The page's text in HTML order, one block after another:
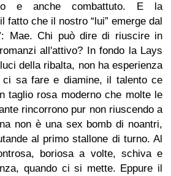
e anche combattuto. E la
fatto che il nostro “lui” emerge dal
Mae. Chi può dire di riuscire in
all'attivo? In fondo la Lays
della ribalta, non ha esperienza
ci sa fare e diamine, il talento ce
taglio rosa moderno che molte le
rincorrono pur non riuscendo a
non è una sex bomb di noantri,
al primo stallone di turno. Al
boriosa a volte, schiva e
quando ci si mette. Eppure il